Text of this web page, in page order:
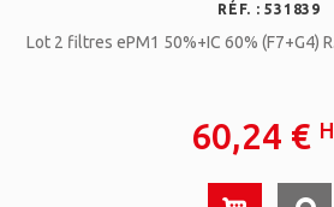
RÉF. : 531839
Lot 2 filtres ePM1 50%+IC 60% (F7+G4)
60,24 €